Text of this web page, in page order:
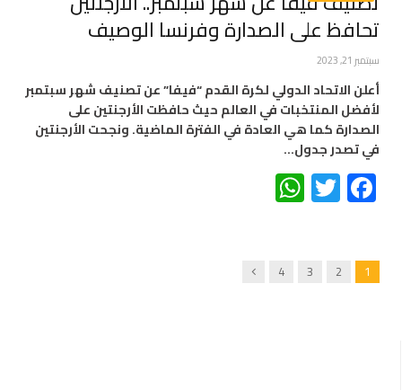
تحافظ على الصدارة وفرنسا الوصيف
سبتمبر 21, 2023
أعلن الاتحاد الدولي لكرة القدم “فيفا” عن تصنيف شهر سبتمبر
لأفضل المنتخبات في العالم حيث حافظت الأرجنتين على
الصدارة كما هي العادة في الفترة الماضية. ونجحت الأرجنتين
في تصدر جدول…
Facebook
Twitter
1
2
3
4
Next